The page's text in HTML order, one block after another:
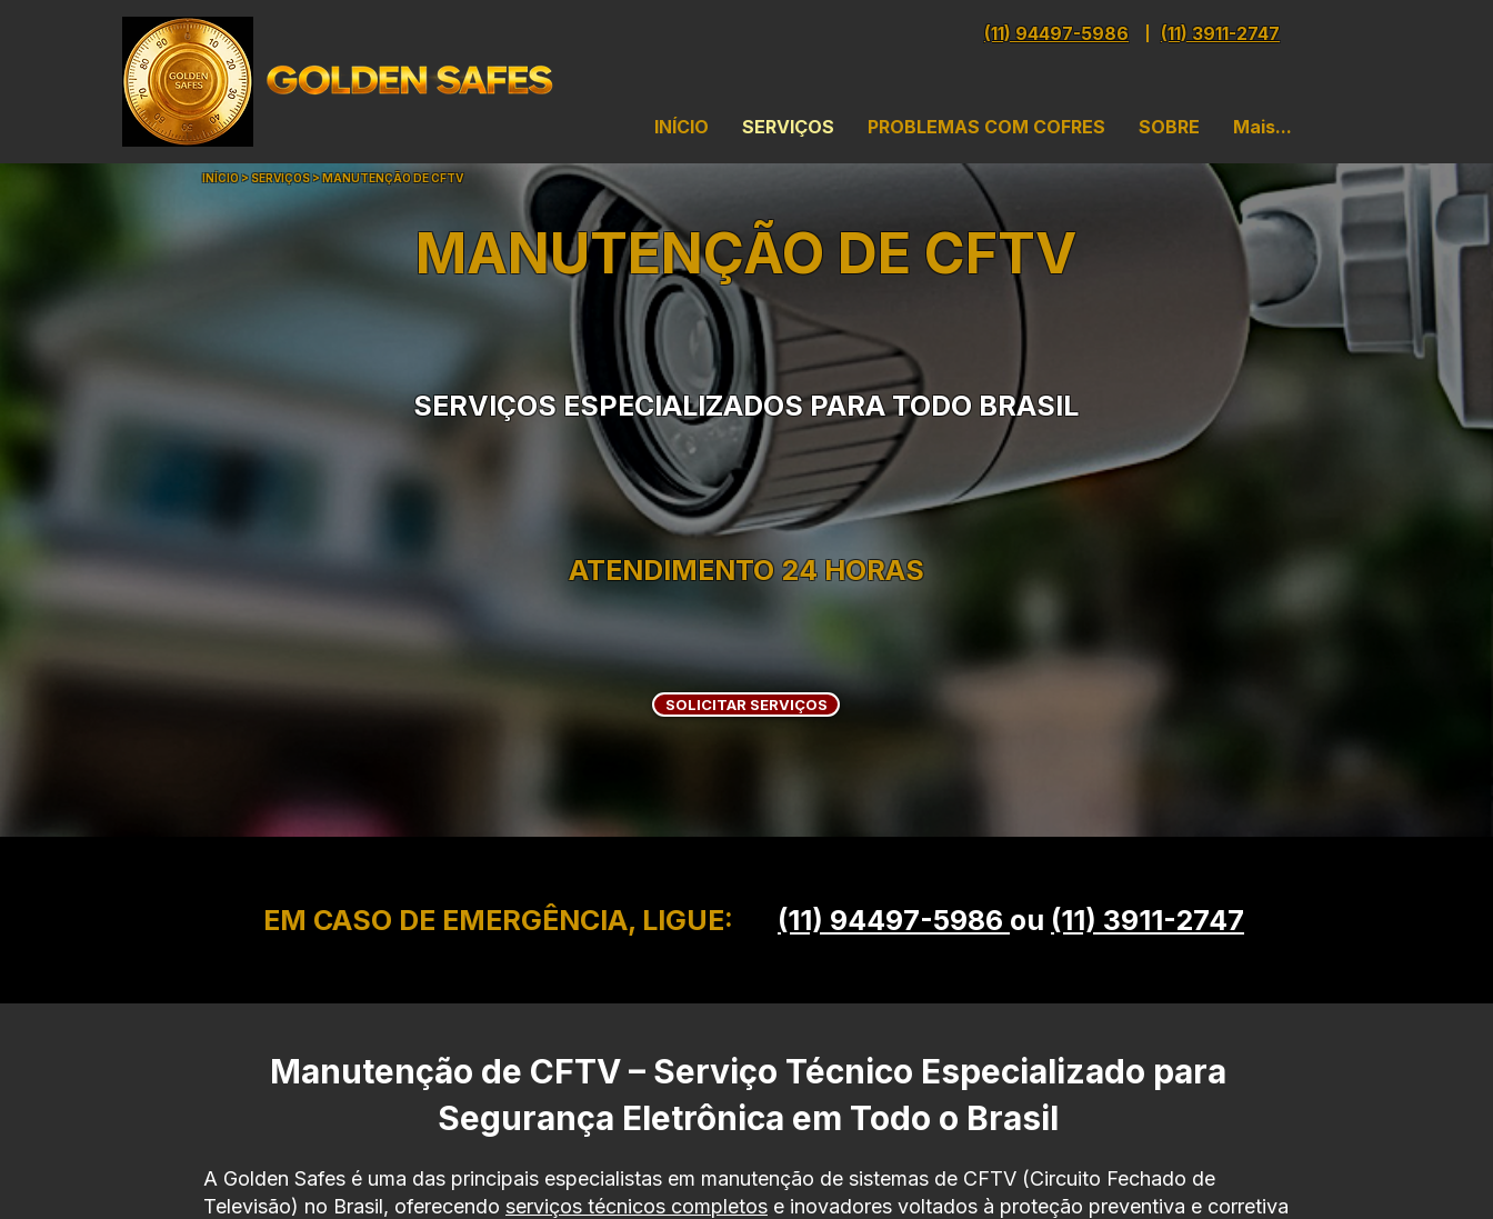
INÍCIO SERVIÇOS PROBLEMAS COM COFRES SOBRE Mais...
(11) 3911-2747
(11) 94497-5986
A Golden Safes é uma das principais especialistas em manutenção de sistemas de CFTV (Circuito Fechado de
Televisão) no Brasil, oferecendo serviços técnicos completos e inovadores voltados à proteção preventiva e corretiva
Manutenção de CFTV – Serviço Técnico Especializado para
Segurança Eletrônica em Todo o Brasil
SOLICITAR SERVIÇOS
MANUTENÇÃO DE CFTV
SERVIÇOS ESPECIALIZADOS PARA TODO BRASIL
ATENDIMENTO 24 HORAS
INÍCIO > SERVIÇOS >MANUTENÇÃO DE CFTV
EM CASO DE EMERGÊNCIA, LIGUE: (11) 94497-5986 ou (11) 3911-2747